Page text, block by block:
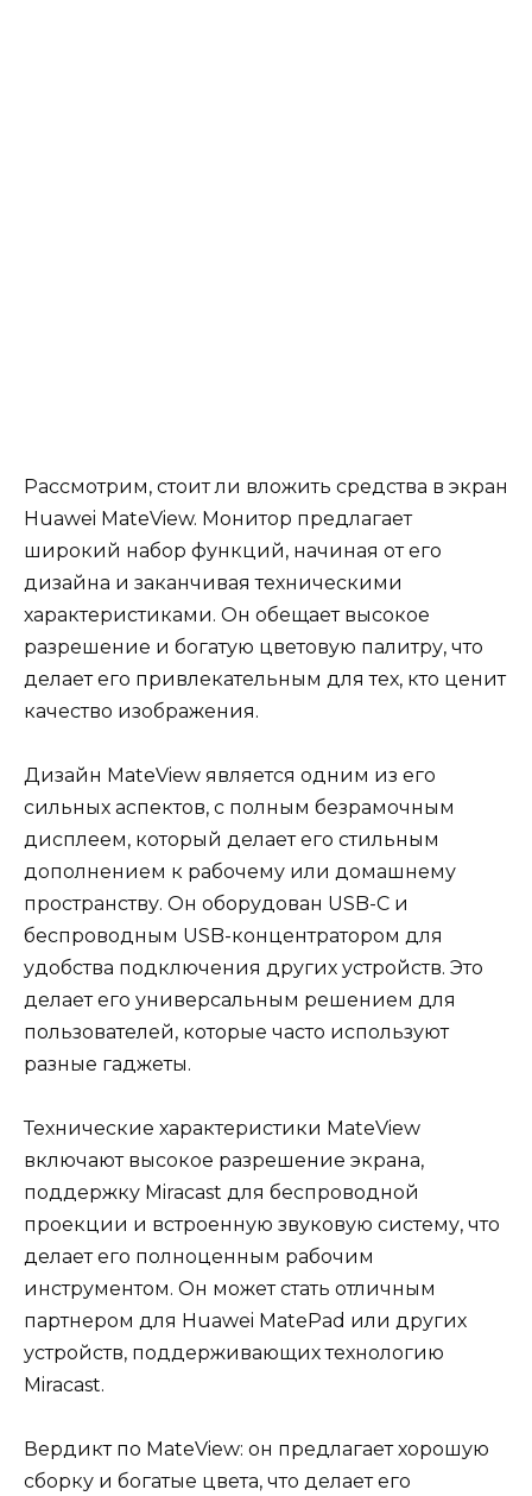
Рассмотрим, стоит ли вложить средства в экран
Huawei MateView. Монитор предлагает
широкий набор функций, начиная от его
дизайна и заканчивая техническими
характеристиками. Он обещает высокое
разрешение и богатую цветовую палитру, что
делает его привлекательным для тех, кто ценит
качество изображения.
Дизайн MateView является одним из его
сильных аспектов, с полным безрамочным
дисплеем, который делает его стильным
дополнением к рабочему или домашнему
пространству. Он оборудован USB-C и
беспроводным USB-концентратором для
удобства подключения других устройств. Это
делает его универсальным решением для
пользователей, которые часто используют
разные гаджеты.
Технические характеристики MateView
включают высокое разрешение экрана,
поддержку Miracast для беспроводной
проекции и встроенную звуковую систему, что
делает его полноценным рабочим
инструментом. Он может стать отличным
партнером для Huawei MatePad или других
устройств, поддерживающих технологию
Miracast.
Вердикт по MateView: он предлагает хорошую
сборку и богатые цвета, что делает его